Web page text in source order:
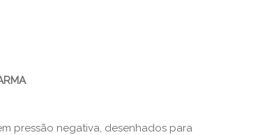
pressão negativa, desenhados para